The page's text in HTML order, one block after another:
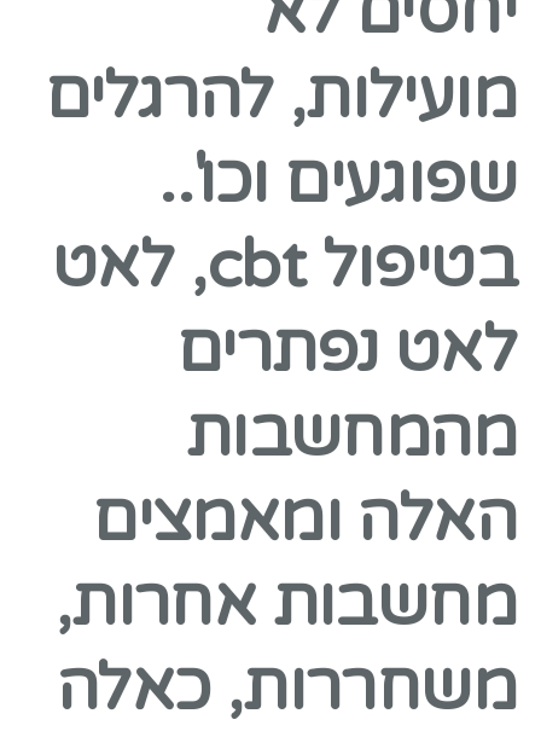
מועילות, להרגלים
שפוגעים וכו'..
בטיפול cbt, לאט
לאט נפתרים
מהמחשבות
האלה ומאמצים
מחשבות אחרות,
משחררות, כאלה